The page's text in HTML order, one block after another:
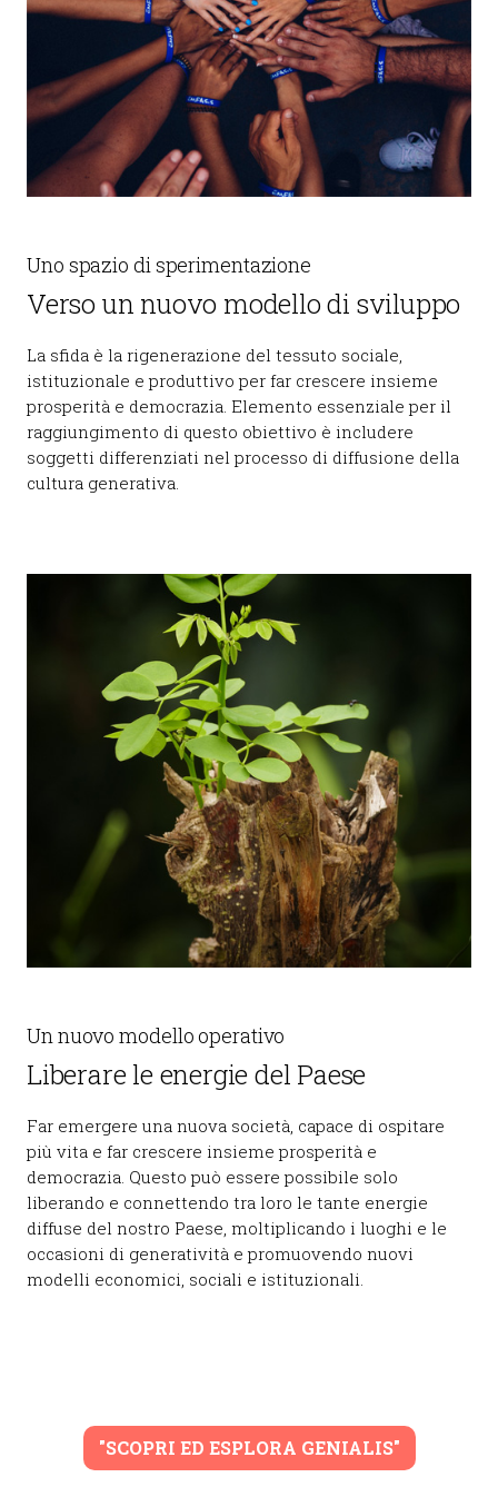
Uno spazio di sperimentazione
Verso un nuovo modello di sviluppo
La sfida è la rigenerazione del tessuto sociale,
istituzionale e produttivo per far crescere insieme
prosperità e democrazia. Elemento essenziale per il
raggiungimento di questo obiettivo è includere
soggetti differenziati nel processo di diffusione della
cultura generativa.
Un nuovo modello operativo
Liberare le energie del Paese
Far emergere una nuova società, capace di ospitare
più vita e far crescere insieme prosperità e
democrazia. Questo può essere possibile solo
liberando e connettendo tra loro le tante energie
diffuse del nostro Paese, moltiplicando i luoghi e le
occasioni di generatività e promuovendo nuovi
modelli economici, sociali e istituzionali.